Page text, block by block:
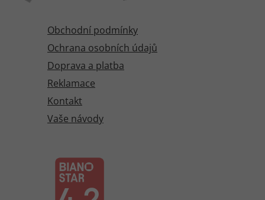
Obchodní podmínky
Ochrana osobních údajů
Doprava a platba
Reklamace
Kontakt
Vaše návody